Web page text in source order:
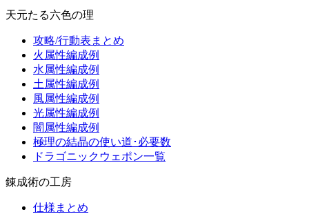
天元たる六色の理
攻略/行動表まとめ
火属性編成例
水属性編成例
土属性編成例
風属性編成例
光属性編成例
闇属性編成例
極理の結晶の使い道･必要数
ドラゴニックウェポン一覧
錬成術の工房
仕様まとめ